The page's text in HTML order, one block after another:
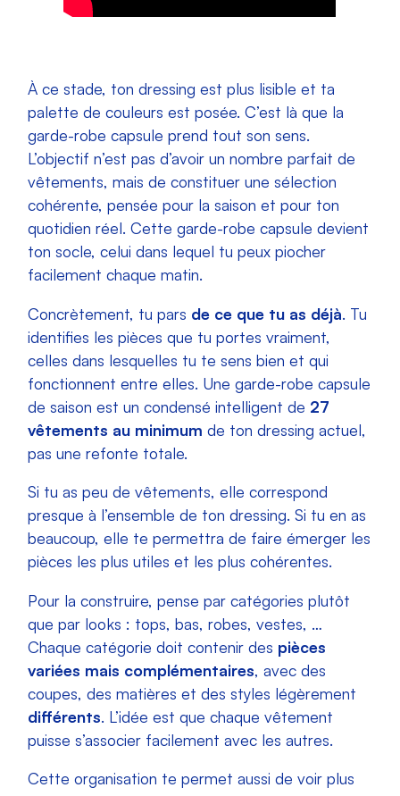
À ce stade, ton dressing est plus lisible et ta
palette de couleurs est posée. C’est là que la
garde-robe capsule prend tout son sens.
L’objectif n’est pas d’avoir un nombre parfait de
vêtements, mais de constituer une sélection
cohérente, pensée pour la saison et pour ton
quotidien réel. Cette garde-robe capsule devient
ton socle, celui dans lequel tu peux piocher
facilement chaque matin.
Concrètement, tu pars de ce que tu as déjà. Tu
identifies les pièces que tu portes vraiment,
celles dans lesquelles tu te sens bien et qui
fonctionnent entre elles. Une garde-robe capsule
de saison est un condensé intelligent de 27
vêtements au minimum de ton dressing actuel,
pas une refonte totale.
Si tu as peu de vêtements, elle correspond
presque à l’ensemble de ton dressing. Si tu en as
beaucoup, elle te permettra de faire émerger les
pièces les plus utiles et les plus cohérentes.
Pour la construire, pense par catégories plutôt
que par looks : tops, bas, robes, vestes, …
Chaque catégorie doit contenir des pièces
variées mais complémentaires, avec des
coupes, des matières et des styles légèrement
différents. L’idée est que chaque vêtement
puisse s’associer facilement avec les autres.
Cette organisation te permet aussi de voir plus